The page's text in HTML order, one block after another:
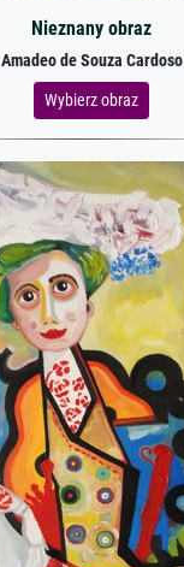
Nieznany obraz
Amadeo de Souza Cardoso
Wybierz obraz